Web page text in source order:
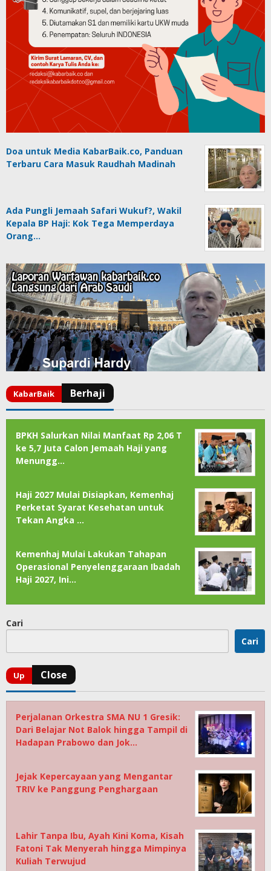
Doa untuk Media KabarBaik.co, Panduan
Terbaru Cara Masuk Raudhah Madinah
Ada Pungli Jemaah Safari Wukuf?, Wakil
Kepala BP Haji: Kok Tega Memperdaya
Orang…
BPKH Salurkan Nilai Manfaat Rp 2,06 T
ke 5,7 Juta Calon Jemaah Haji yang
Menungg…
Haji 2027 Mulai Disiapkan, Kemenhaj
Perketat Syarat Kesehatan untuk
Tekan Angka …
Kemenhaj Mulai Lakukan Tahapan
Operasional Penyelenggaraan Ibadah
Haji 2027, Ini…
Cari
Cari
Perjalanan Orkestra SMA NU 1 Gresik:
Dari Belajar Not Balok hingga Tampil di
Hadapan Prabowo dan Jok…
Jejak Kepercayaan yang Mengantar
TRIV ke Panggung Penghargaan
Lahir Tanpa Ibu, Ayah Kini Koma, Kisah
Fatoni Tak Menyerah hingga Mimpinya
Kuliah Terwujud